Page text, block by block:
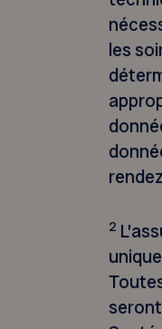
les
2